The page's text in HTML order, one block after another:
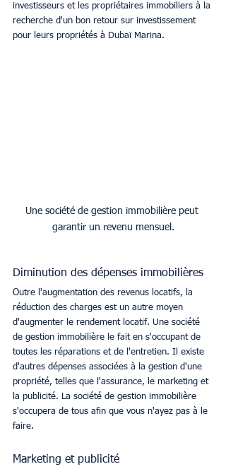
investisseurs et les propriétaires immobiliers à la
recherche d'un bon retour sur investissement
pour leurs propriétés à Dubaï Marina.
Une société de gestion immobilière peut
garantir un revenu mensuel.
Diminution des dépenses immobilières
Outre l'augmentation des revenus locatifs, la
réduction des charges est un autre moyen
d'augmenter le rendement locatif. Une société
de gestion immobilière le fait en s'occupant de
toutes les réparations et de l'entretien. Il existe
d'autres dépenses associées à la gestion d'une
propriété, telles que l'assurance, le marketing et
la publicité. La société de gestion immobilière
s'occupera de tous afin que vous n'ayez pas à le
faire.
Marketing et publicité